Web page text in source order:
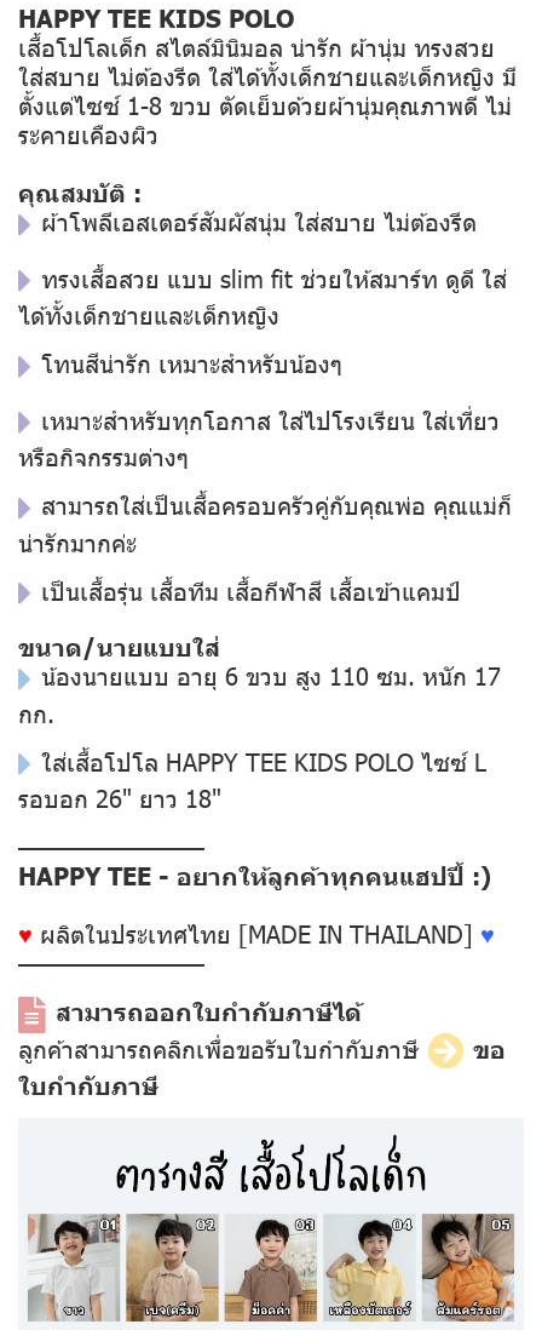
HAPPY TEE KIDS POLO
เสื้อโปโลเด็ก สไตล์มินิมอล น่ารัก ผ้านุ่ม ทรงสวย
ใส่สบาย ไม่ต้องรีด ใส่ได้ทั้งเด็กชายและเด็กหญิง มี
ตั้งแต่ไซซ์ 1-8 ขวบ ตัดเย็บด้วยผ้านุ่มคุณภาพดี ไม่
ระคายเคืองผิว
คุณสมบัติ :
ผ้าโพลีเอสเตอร์สัมผัสนุ่ม ใส่สบาย ไม่ต้องรีด
ทรงเสื้อสวย แบบ slim fit ช่วยให้สมาร์ท ดูดี ใส่
ได้ทั้งเด็กชายและเด็กหญิง
โทนสีน่ารัก เหมาะสำหรับน้องๆ
เหมาะสำหรับทุกโอกาส ใส่ไปโรงเรียน ใส่เที่ยว
หรือกิจกรรมต่างๆ
สามารถใส่เป็นเสื้อครอบครัวคู่กับคุณพ่อ คุณแม่ก็
น่ารักมากค่ะ
เป็นเสื้อรุ่น เสื้อทีม เสื้อกีฬาสี เสื้อเข้าแคมป์
ขนาด/นายแบบใส่
น้องนายแบบ อายุ 6 ขวบ สูง 110 ซม. หนัก 17
กก.
ใส่เสื้อโปโล HAPPY TEE KIDS POLO ไซซ์ L
รอบอก 26" ยาว 18"
––––––––––––––
HAPPY TEE - อยากให้ลูกค้าทุกคนแฮปปี้ :)
♥ ผลิตในประเทศไทย [MADE IN THAILAND] ♥
––––––––––––––
สามารถออกใบกำกับภาษีได้
ลูกค้าสามารถคลิกเพื่อขอรับใบกำกับภาษี
ขอ
ใบกำกับภาษี